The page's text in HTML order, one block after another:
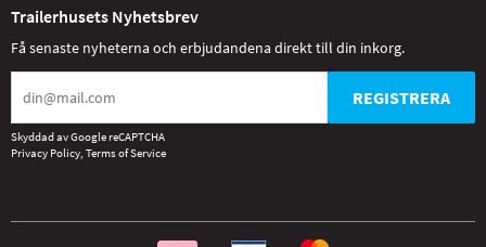
Trailerhusets Nyhetsbrev
Få senaste nyheterna och erbjudandena direkt till din inkorg.
REGISTRERA
Skyddad av Google reCAPTCHA
Privacy Policy, Terms of Service